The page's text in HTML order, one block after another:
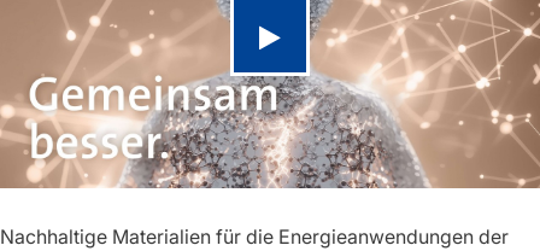
Video abspielen
Nachhaltige Materialien für die Energieanwendungen der